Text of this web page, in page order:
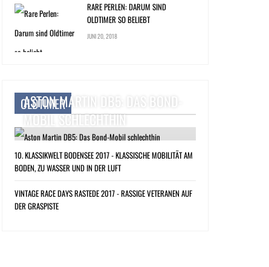
RARE PERLEN: DARUM SIND
OLDTIMER SO BELIEBT
JUNI 20, 2018
OLDTIMER
ASTON MARTIN DB5: DAS BOND-
MOBIL SCHLECHTHIN
10. KLASSIKWELT BODENSEE 2017 - KLASSISCHE MOBILITÄT AM
BODEN, ZU WASSER UND IN DER LUFT
VINTAGE RACE DAYS RASTEDE 2017 - RASSIGE VETERANEN AUF
DER GRASPISTE